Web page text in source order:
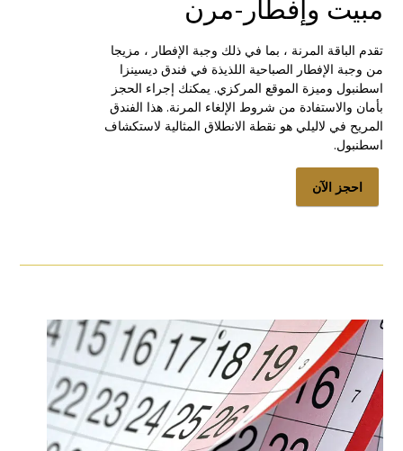
مبيت وإفطار-مرن
تقدم الباقة المرنة ، بما في ذلك وجبة الإفطار ، مزيجا
من وجبة الإفطار الصباحية اللذيذة في فندق ديسينزا
اسطنبول وميزة الموقع المركزي. يمكنك إجراء الحجز
بأمان والاستفادة من شروط الإلغاء المرنة. هذا الفندق
المريح في لاليلي هو نقطة الانطلاق المثالية لاستكشاف
اسطنبول.
احجز الآن